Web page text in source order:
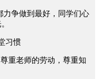
力争做到最好，同学们心
习惯
重老师的劳动，尊重知